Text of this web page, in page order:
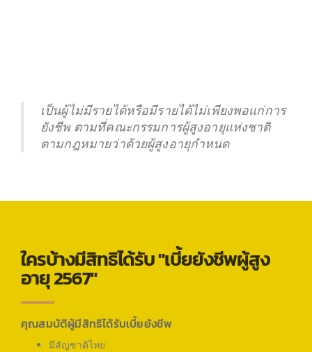
เป็นผู้ไม่มีรายได้หรือมีรายได้ไม่เพียงพอแก่การ
ยังชีพ ตามที่คณะกรรมการผู้สูงอายุแห่งชาติ
ตามกฎหมายว่าด้วยผู้สูงอายุกำหนด
ใครบ้างมีสิทธิได้รับ "เบี้ยยังชีพผู้สูง
อายุ 2567"
คุณสมบัติผู้มีสิทธิได้รับเบี้ยยังชีพ
มีสัญชาติไทย